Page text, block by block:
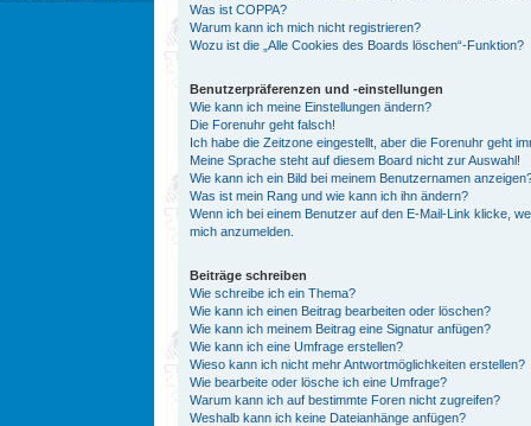
Was ist COPPA?
Warum kann ich mich nicht registrieren?
Wozu ist die „Alle Cookies des Boards löschen“-Funktion?
Benutzerpräferenzen und -einstellungen
Wie kann ich meine Einstellungen ändern?
Die Forenuhr geht falsch!
Ich habe die Zeitzone eingestellt, aber die Forenuhr geht
Meine Sprache steht auf diesem Board nicht zur Auswahl!
Wie kann ich ein Bild bei meinem Benutzernamen
Was ist mein Rang und wie kann ich ihn ändern?
Wenn ich bei einem Benutzer auf den E-Mail-Link klicke,
mich anzumelden.
Beiträge schreiben
Wie schreibe ich ein Thema?
Wie kann ich einen Beitrag bearbeiten oder löschen?
Wie kann ich meinem Beitrag eine Signatur anfügen?
Wie kann ich eine Umfrage erstellen?
Wieso kann ich nicht mehr Antwortmöglichkeiten erstellen?
Wie bearbeite oder lösche ich eine Umfrage?
Warum kann ich auf bestimmte Foren nicht zugreifen?
Weshalb kann ich keine Dateianhänge anfügen?